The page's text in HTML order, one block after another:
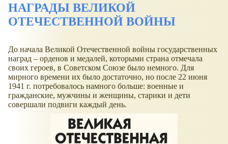
НАГРАДЫ ВЕЛИКОЙ
ОТЕЧЕСТВЕННОЙ ВОЙНЫ
До начала Великой Отечественной войны государственных
наград – орденов и медалей, которыми страна отмечала
своих героев, в Советском Союзе было немного. Для
мирного времени их было достаточно, но после 22 июня
1941 г. потребовалось намного больше: военные и
гражданские, мужчины и женщины, старики и дети
совершали подвиги каждый день.